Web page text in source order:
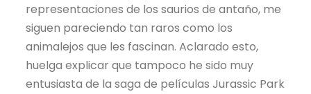
representaciones de los saurios de antaño, me
siguen pareciendo tan raros como los
animalejos que les fascinan. Aclarado esto,
huelga explicar que tampoco he sido muy
entusiasta de la saga de películas Jurassic Park